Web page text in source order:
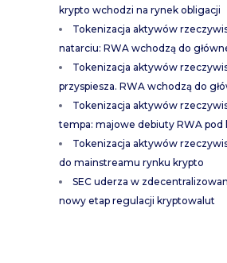
krypto wchodzi na rynek obligacji
Tokenizacja aktywów
natarciu: RWA wchodzą do
Tokenizacja aktywów
przyspiesza. RWA wchodzą do
Tokenizacja aktywów
tempa: majowe debiuty RWA pod
Tokenizacja aktywów
do mainstreamu rynku krypto
SEC uderza w
nowy etap regulacji kryptowalut